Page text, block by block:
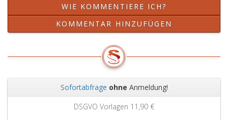
WIE KOMMENTIERE ICH?
KOMMENTAR HINZUFÜGEN
Sofortabfrage ohne Anmeldung!
DSGVO Vorlagen 11,90 €